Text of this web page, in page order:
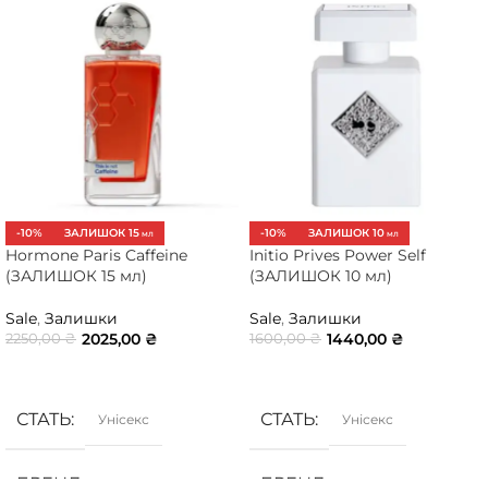
-10% ЗАЛИШОК 15 МЛ
Hormone Paris Caffeine
(ЗАЛИШОК 15 мл)
Sale, Залишки
2250,00₴ 2025,00 ₴
СТАТЬ Унісекс
БРЕНД
-10% ЗАЛИШОК 10 МЛ
Initio Prives Power Self
(ЗАЛИШОК 10 мл)
Sale, Залишки
1600,00₴ 1440,00 ₴
СТАТЬ Унісекс
БРЕНД